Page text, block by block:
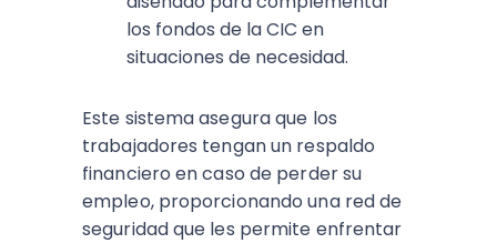
los fondos de la CIC en
situaciones de necesidad.
Este sistema asegura que los
trabajadores tengan un respaldo
financiero en caso de perder su
empleo, proporcionando una red de
seguridad que les permite enfrentar